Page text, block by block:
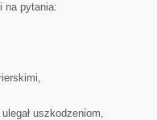
na pytania:
uszkodzeniom,